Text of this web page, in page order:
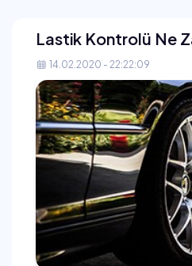
Lastik Kontrolü Ne
14.02.2020 - 22:22:09